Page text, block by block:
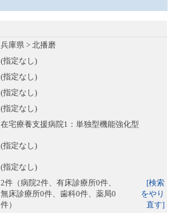
兵庫県 > 北播磨
(指定なし)
(指定なし)
(指定なし)
(指定なし)
在宅療養支援病院1：単独型機能強化型
(指定なし)
(指定なし)
2件（病院2件、有床診療所0件、
無床診療所0件、歯科0件、薬局0
件）
[検索
をやり
直す]